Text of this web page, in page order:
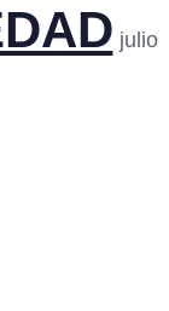
julio